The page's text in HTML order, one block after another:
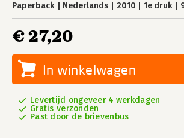
Paperback Nederlands 2010 1e druk
€ 27,20
In winkelwagen
Levertijd ongeveer 4 werkdagen
Gratis verzonden
Past door de brievenbus